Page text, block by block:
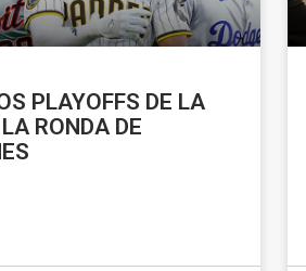
PLAYOFFS DE LA
RONDA DE